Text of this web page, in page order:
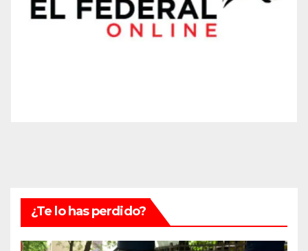
¿Te lo has perdido?